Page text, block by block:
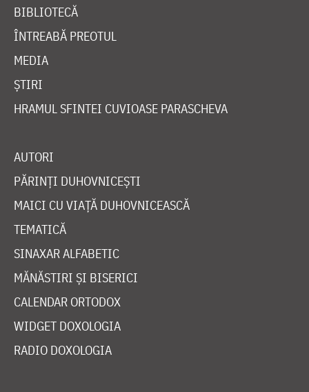
BIBLIOTECĂ
ÎNTREABĂ PREOTUL
MEDIA
ȘTIRI
HRAMUL SFINTEI CUVIOASE PARASCHEVA
AUTORI
PĂRINȚI DUHOVNICEȘTI
MAICI CU VIAȚĂ DUHOVNICEASCĂ
TEMATICĂ
SINAXAR ALFABETIC
MĂNĂSTIRI ȘI BISERICI
CALENDAR ORTODOX
WIDGET DOXOLOGIA
RADIO DOXOLOGIA